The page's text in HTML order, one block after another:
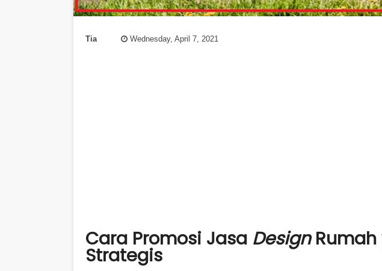
Tia Wednesday, April 7, 2021
Cara Promosi Jasa DesignRumah
Strategis